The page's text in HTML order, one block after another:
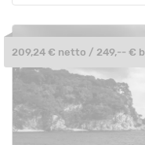
209,24 € netto / 249,-- €